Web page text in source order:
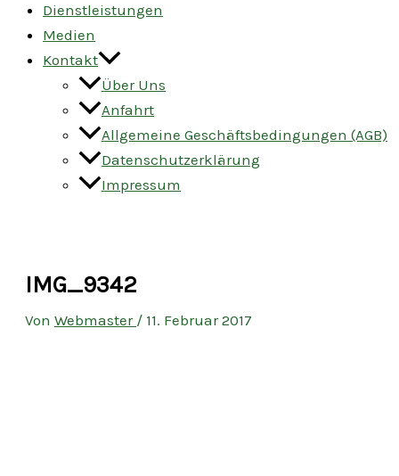
Dienstleistungen
Medien
Kontakt
Über Uns
Anfahrt
Allgemeine Geschäftsbedingungen (AGB)
Datenschutzerklärung
Impressum
IMG_9342
Von Webmaster / 11. Februar 2017